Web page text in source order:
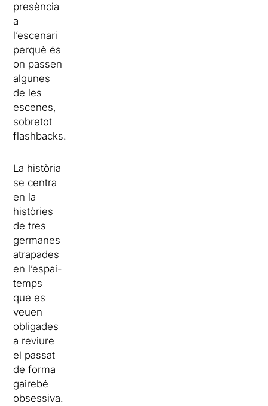
presència
a
l’escenari
perquè és
on passen
algunes
de les
escenes,
sobretot
flashbacks.
La història
se centra
en la
històries
de tres
germanes
atrapades
en l’espai-
temps
que es
veuen
obligades
a reviure
el passat
de forma
gairebé
obsessiva.